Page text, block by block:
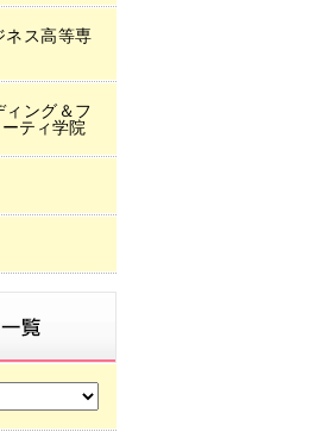
ネス高等専
ィング＆フ
ティ学院